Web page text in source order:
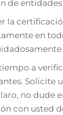
de
en
a
Solicite
no dude
con usted